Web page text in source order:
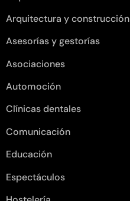
Arquitectura y construcción
Asesorías y gestorías
Asociaciones
Automoción
Clínicas dentales
Comunicación
Educación
Espectáculos